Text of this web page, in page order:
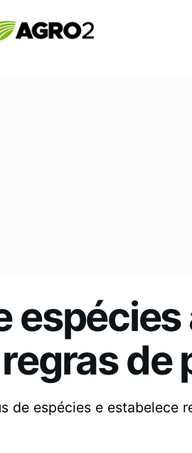
de
espécies e estabelece